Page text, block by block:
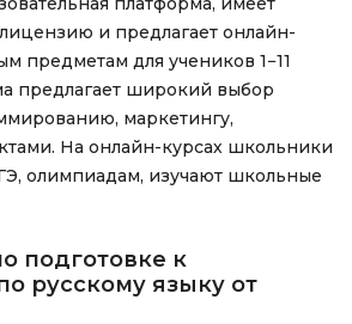
и предлагает онлайн-
предметам для учеников 1−11
предлагает широкий выбор
маркетингу,
На онлайн-курсах школьники
олимпиадам, изучают школьные
подготовке к
русскому языку от